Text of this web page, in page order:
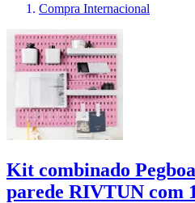
Compra Internacional
Kit combinado
parede RIVTUN com